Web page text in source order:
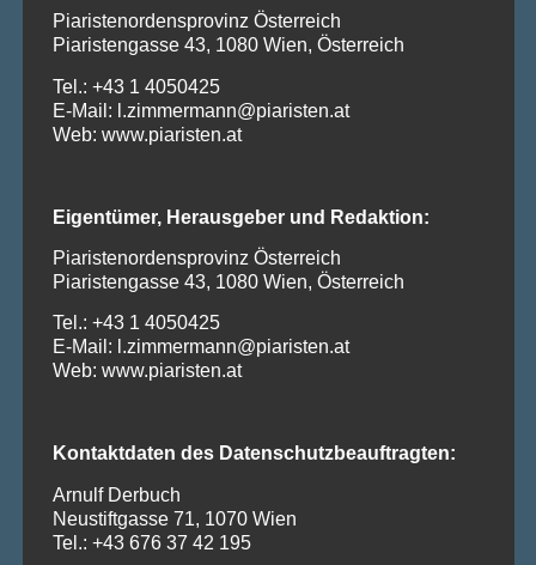
Piaristenordensprovinz Österreich
Piaristengasse 43, 1080 Wien, Österreich
Tel.: +43 1 4050425
E-Mail: l.zimmermann@piaristen.at
Web: www.piaristen.at
Eigentümer, Herausgeber und Redaktion:
Piaristenordensprovinz Österreich
Piaristengasse 43, 1080 Wien, Österreich
Tel.: +43 1 4050425
E-Mail: l.zimmermann@piaristen.at
Web: www.piaristen.at
Kontaktdaten des Datenschutzbeauftragten:
Arnulf Derbuch
Neustiftgasse 71, 1070 Wien
Tel.: +43 676 37 42 195